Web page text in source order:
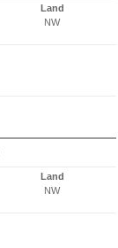
Land
NW
Land
NW